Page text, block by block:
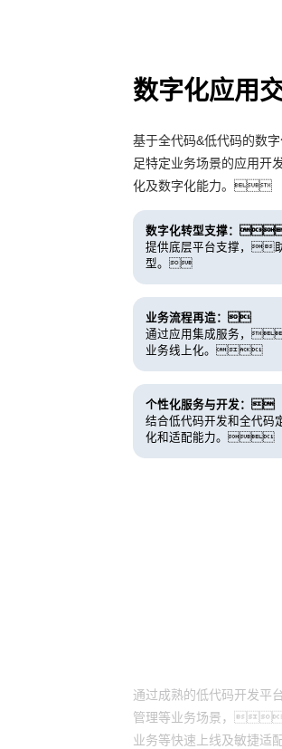
数字化应用
基于全代码&低代码的
足特定业务场景的应用
化及数字化能力。
数字化转型支撑：
提供底层平台支撑，
型。
业务流程再造：
通过应用集成服务，
业务线上化。
个性化服务与开发：
结合低代码开发和全代
化和适配能力。
通过成熟的低代码开发
管理等业务场景，
业务等快速上线及敏捷